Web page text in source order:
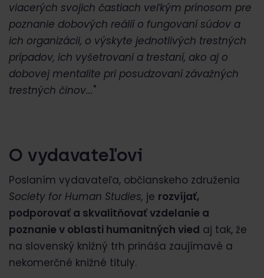
viacerých svojich častiach veľkým prínosom pre
poznanie dobových reálií o fungovaní súdov a
ich organizácii, o výskyte jednotlivých trestných
prípadov, ich vyšetrovaní a trestaní, ako aj o
dobovej mentalite pri posudzovaní závažných
trestných činov..."
O vydavateľovi
Poslaním vydavateľa, občianskeho združenia
Society for Human Studies, je rozvíjať,
podporovať a skvalitňovať vzdelanie a
poznanie v oblasti humanitných vied aj tak, že
na slovenský knižný trh prináša zaujímavé a
nekomerčné knižné tituly.